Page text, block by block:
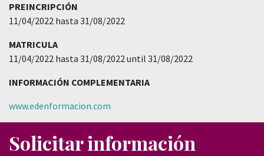
PREINCRIPCIÓN
11/04/2022 hasta 31/08/2022
MATRICULA
11/04/2022 hasta 31/08/2022 until 31/08/2022
INFORMACIÓN COMPLEMENTARIA
www.edenformacion.com
Solicitar información